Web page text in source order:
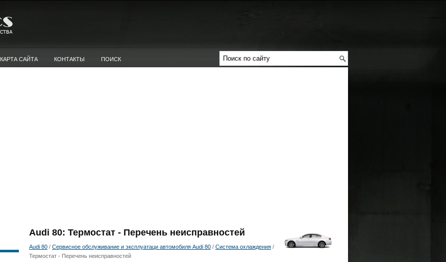
КАРТА САЙТА КОНТАКТЫ ПОИСК
Audi 80: Термостат - Перечень неисправностей
Audi 80 / Сервисное обслуживание и эксплуатаци автомобиля Audi 80 / Система охлаждения /
Термостат - Перечень неисправностей